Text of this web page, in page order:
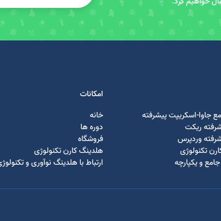
جاوا-اسکریپت پیشرفته
ریکت
وردپرس
تکنولوژی
و یکپارچه
امکانات
خانه
دوره ها
فروشگاه
هلدینگ کارن تکنولوژی
ارتباط با هلدینگ نوآوری و